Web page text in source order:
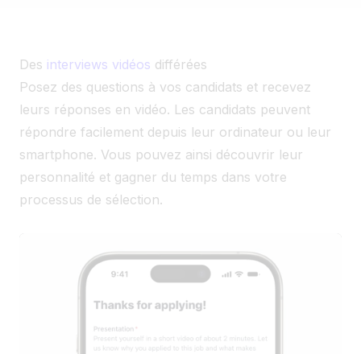
Des interviews vidéos différées
Posez des questions à vos candidats et recevez
leurs réponses en vidéo. Les candidats peuvent
répondre facilement depuis leur ordinateur ou leur
smartphone. Vous pouvez ainsi découvrir leur
personnalité et gagner du temps dans votre
processus de sélection.